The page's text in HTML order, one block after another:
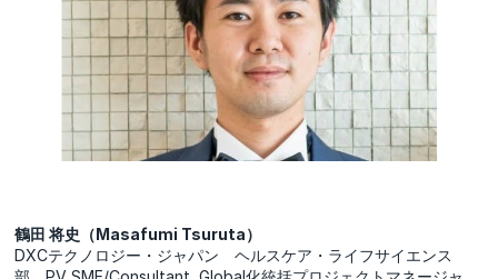
鶴田 将史（Masafumi Tsuruta）
DXCテクノロジー・ジャパン ヘルスケア・ライフサイエンス